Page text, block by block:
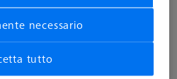
necessario
tutto